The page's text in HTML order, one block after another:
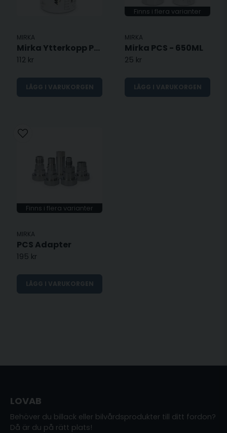
MIRKA
Mirka Ytterkopp PCS - 650ML
112 kr
LÄGG I VARUKORGEN
Finns i flera varianter
MIRKA
Mirka PCS - 650ML
25 kr
LÄGG I VARUKORGEN
Finns i flera varianter
MIRKA
PCS Adapter
195 kr
LÄGG I VARUKORGEN
LOVAB
Behöver du billack eller bilvårdsprodukter till ditt fordon?
Då är du på rätt plats!